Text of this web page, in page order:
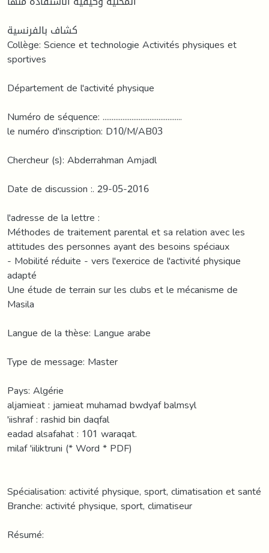
كشاف بالفرنسية
Collège: Science et technologie Activités physiques et
sportives
Département de l'activité physique
Numéro de séquence: ............................................
le numéro d'inscription: D10/M/AB03
Chercheur (s): Abderrahman Amjadl
Date de discussion :. 29-05-2016
l'adresse de la lettre :
Méthodes de traitement parental et sa relation avec les
attitudes des personnes ayant des besoins spéciaux
- Mobilité réduite - vers l'exercice de l'activité physique
adapté
Une étude de terrain sur les clubs et le mécanisme de
Masila
Langue de la thèse: Langue arabe
Type de message: Master
Pays: Algérie
aljamieat : jamieat muhamad bwdyaf balmsyl
'iishraf : rashid bin daqfal
eadad alsafahat : 101 waraqat.
milaf 'iiliktruni (* Word * PDF)
Spécialisation: activité physique, sport, climatisation et santé
Branche: activité physique, sport, climatiseur
Résumé: